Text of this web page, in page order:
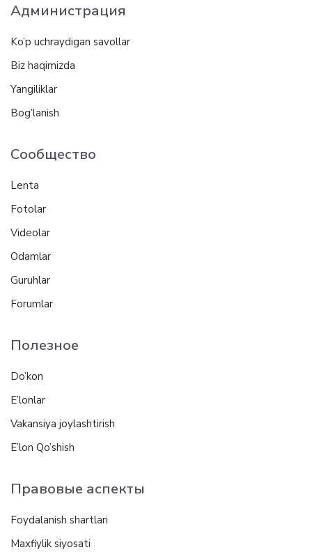
Администрация
Ko’p uchraydigan savollar
Biz haqimizda
Yangiliklar
Bog’lanish
Сообщество
Lenta
Fotolar
Videolar
Odamlar
Guruhlar
Forumlar
Полезное
Do’kon
E’lonlar
Vakansiya joylashtirish
E’lon Qo’shish
Правовые аспекты
Foydalanish shartlari
Maxfiylik siyosati